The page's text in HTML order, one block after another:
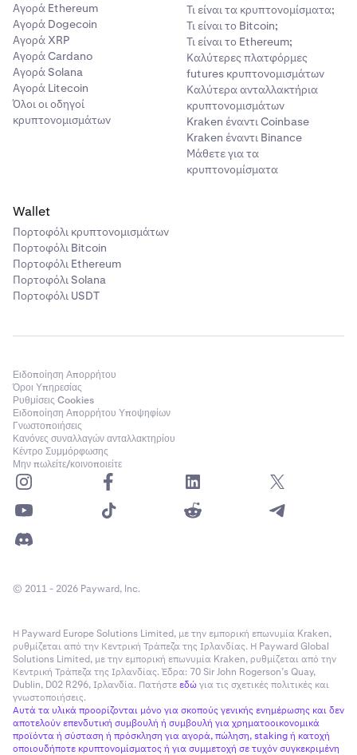
Αγορά Ethereum
Αγορά Dogecoin
Αγορά XRP
Αγορά Cardano
Αγορά Solana
Αγορά Litecoin
Όλοι οι οδηγοί
κρυπτονομισμάτων
Τι είναι τα κρυπτονομίσματα;
Τι είναι το Bitcoin;
Τι είναι το Ethereum;
Καλύτερες πλατφόρμες
futures κρυπτονομισμάτων
Καλύτερα ανταλλακτήρια
κρυπτονομισμάτων
Kraken έναντι Coinbase
Kraken έναντι Binance
Μάθετε για τα
κρυπτονομίσματα
Wallet
Πορτοφόλι κρυπτονομισμάτων
Πορτοφόλι Bitcoin
Πορτοφόλι Ethereum
Πορτοφόλι Solana
Πορτοφόλι USDT
Ειδοποίηση Απορρήτου
Όροι Υπηρεσίας
Ρυθμίσεις Cookies
Ειδοποίηση Απορρήτου Υποψηφίων
Γνωστοποιήσεις
Κανόνες συναλλαγών ανταλλακτηρίου
Κέντρο Συμμόρφωσης
Μην πωλείτε/κοινοποιείτε
© 2011 - 2026 Payward, Inc.
Η Payward Europe Solutions Limited, με την εμπορική επωνυμία Kraken,
ρυθμίζεται από την Κεντρική Τράπεζα της Ιρλανδίας. Η Payward Global
Solutions Limited, με την εμπορική επωνυμία Kraken, ρυθμίζεται από την
Κεντρική Τράπεζα της Ιρλανδίας. Έδρα: 70 Sir John Rogerson’s Quay,
Dublin, D02 R296, Ιρλανδία. Πατήστεεδώγια τις σχετικές πολιτικές και
γνωστοποιήσεις.
Αυτά τα υλικά προορίζονται μόνο για σκοπούς γενικής ενημέρωσης και δεν
αποτελούν επενδυτική συμβουλή ή συμβουλή για χρηματοοικονομικά
προϊόντα ή σύσταση ή πρόσκληση για αγορά, πώληση, staking ή κατοχή
οποιουδήποτε κρυπτονομίσματος ή για συμμετοχή σε τυχόν συγκεκριμένη